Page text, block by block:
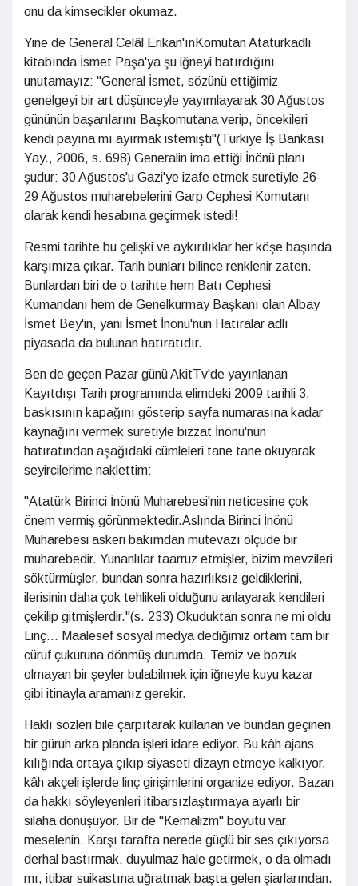
onu da kimsecikler okumaz.
Yine de General Celâl Erikan'ınKomutan Atatürkadlı
kitabında İsmet Paşa'ya şu iğneyi batırdığını
unutamayız: "General İsmet, sözünü ettiğimiz
genelgeyi bir art düşünceyle yayımlayarak 30 Ağustos
gününün başarılarını Başkomutana verip, öncekileri
kendi payına mı ayırmak istemişti"(Türkiye İş Bankası
Yay., 2006, s. 698) Generalin ima ettiği İnönü planı
şudur: 30 Ağustos'u Gazi'ye izafe etmek suretiyle 26-
29 Ağustos muharebelerini Garp Cephesi Komutanı
olarak kendi hesabına geçirmek istedi!
Resmi tarihte bu çelişki ve aykırılıklar her köşe başında
karşımıza çıkar. Tarih bunları bilince renklenir zaten.
Bunlardan biri de o tarihte hem Batı Cephesi
Kumandanı hem de Genelkurmay Başkanı olan Albay
İsmet Bey'in, yani İsmet İnönü'nün Hatıralar adlı
piyasada da bulunan hatıratıdır.
Ben de geçen Pazar günü AkitTv'de yayınlanan
Kayıtdışı Tarih programında elimdeki 2009 tarihli 3.
baskısının kapağını gösterip sayfa numarasına kadar
kaynağını vermek suretiyle bizzat İnönü'nün
hatıratından aşağıdaki cümleleri tane tane okuyarak
seyircilerime naklettim:
"Atatürk Birinci İnönü Muharebesi'nin neticesine çok
önem vermiş görünmektedir.Aslında Birinci İnönü
Muharebesi askeri bakımdan mütevazı ölçüde bir
muharebedir. Yunanlılar taarruz etmişler, bizim mevzileri
söktürmüşler, bundan sonra hazırlıksız geldiklerini,
ilerisinin daha çok tehlikeli olduğunu anlayarak kendileri
çekilip gitmişlerdir."(s. 233) Okuduktan sonra ne mi oldu
Linç... Maalesef sosyal medya dediğimiz ortam tam bir
cüruf çukuruna dönmüş durumda. Temiz ve bozuk
olmayan bir şeyler bulabilmek için iğneyle kuyu kazar
gibi itinayla aramanız gerekir.
Haklı sözleri bile çarpıtarak kullanan ve bundan geçinen
bir güruh arka planda işleri idare ediyor. Bu kâh ajans
kılığında ortaya çıkıp siyaseti dizayn etmeye kalkıyor,
kâh akçeli işlerde linç girişimlerini organize ediyor. Bazan
da hakkı söyleyenleri itibarsızlaştırmaya ayarlı bir
silaha dönüşüyor. Bir de "Kemalizm" boyutu var
meselenin. Karşı tarafta nerede güçlü bir ses çıkıyorsa
derhal bastırmak, duyulmaz hale getirmek, o da olmadı
mı, itibar suikastına uğratmak başta gelen şiarlarından.